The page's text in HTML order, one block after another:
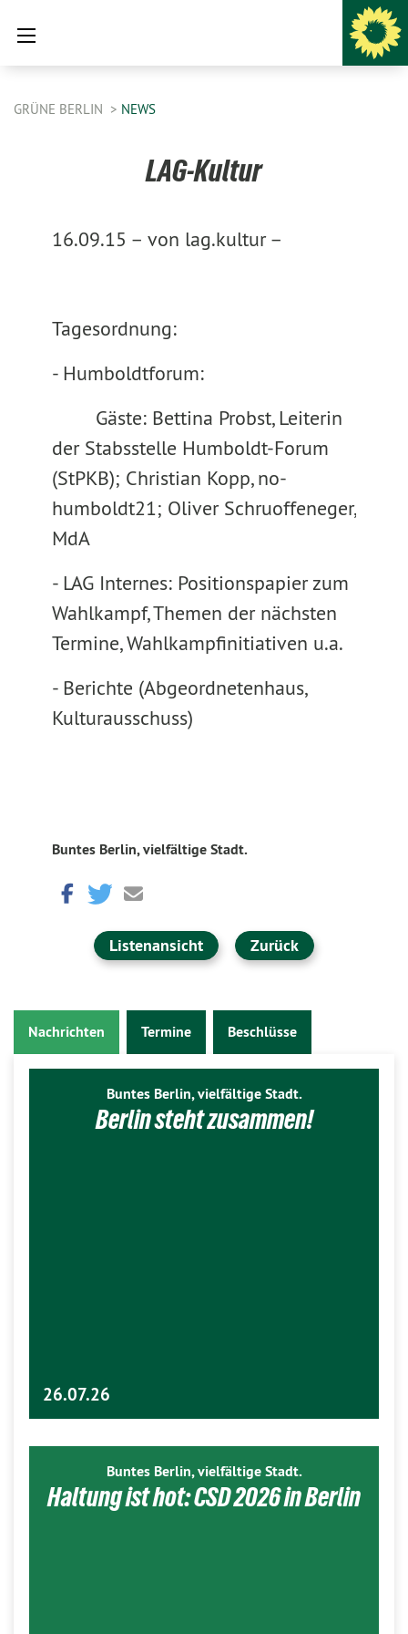
GRÜNE BERLIN NEWS
LAG-Kultur
16.09.15 – von lag.kultur –
Tagesordnung:
- Humboldtforum:
Gäste: Bettina Probst, Leiterin
der Stabsstelle Humboldt-Forum
(StPKB); Christian Kopp, no-
humboldt21; Oliver Schruoffeneger,
MdA
- LAG Internes: Positionspapier zum
Wahlkampf, Themen der nächsten
Termine, Wahlkampfinitiativen u.a.
- Berichte (Abgeordnetenhaus,
Kulturausschuss)
Buntes Berlin, vielfältige Stadt.
Listenansicht Zurück
Nachrichten Termine Beschlüsse
Buntes Berlin, vielfältige Stadt.
Berlin steht zusammen!
26.07.26
Buntes Berlin, vielfältige Stadt.
Haltung ist hot: CSD 2026 in Berlin